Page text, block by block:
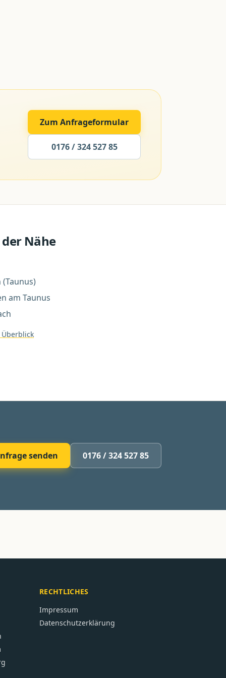
Zum Anfrageformular
0176 / 324 527 85
Nähe
am Taunus
senden 0176 / 324 527 85
RECHTLICHES
Impressum
Datenschutzerklärung